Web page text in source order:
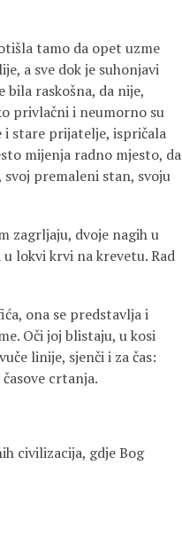
tamo da opet uzme
a sve dok je suhonjavi
bila raskošna, da nije,
privlačni i neumorno su
i stare prijatelje, ispričala
mijenja radno mjesto, da
premaleni stan, svoju
zagrljaju, dvoje nagih u
lokvi krvi na krevetu. Rad
ona se predstavlja i
Oči joj blistaju, u kosi
linije, sjenči i za čas:
crtanja.
civilizacija, gdje Bog